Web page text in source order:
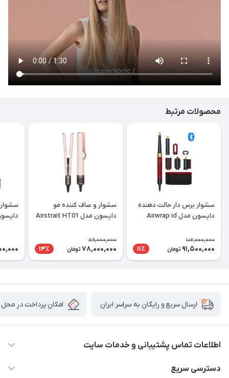
محصولات مرتبط
سشوار برس دار حالت دهنده
دایسون مدل Airwrap id
102,000,000
91,500,000 تومان 11٪
سشوار و صاف کننده مو
دایسون مدل Airstrait HT01
89,000,000
78,000,000 تومان 13٪
ارسال سریع و رایگان به سراسر ایران امکان پرداخت در محل
اطلاعات تماس پشتیبانی و خدمات سایت
02122913970 داخلی 219
دسترسی سریع